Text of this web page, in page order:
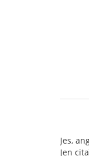
Jes,
Jen